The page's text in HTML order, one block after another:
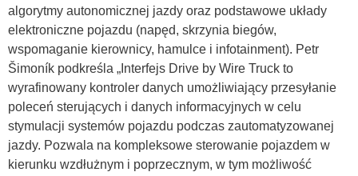
algorytmy autonomicznej jazdy oraz podstawowe układy
elektroniczne pojazdu (napęd, skrzynia biegów,
wspomaganie kierownicy, hamulce i infotainment). Petr
Šimoník podkreśla „Interfejs Drive by Wire Truck to
wyrafinowany kontroler danych umożliwiający przesyłanie
poleceń sterujących i danych informacyjnych w celu
stymulacji systemów pojazdu podczas zautomatyzowanej
jazdy. Pozwala na kompleksowe sterowanie pojazdem w
kierunku wzdłużnym i poprzecznym, w tym możliwość